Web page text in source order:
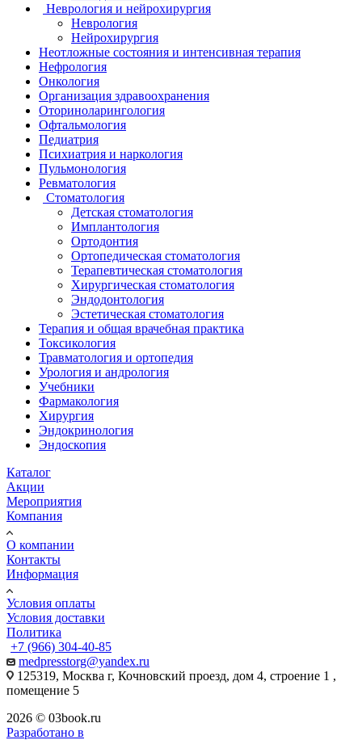
Неврология и нейрохирургия
Неврология
Нейрохирургия
Неотложные состояния и интенсивная терапия
Нефрология
Онкология
Организация здравоохранения
Оториноларингология
Офтальмология
Педиатрия
Психиатрия и наркология
Пульмонология
Ревматология
Стоматология
Детская стоматология
Имплантология
Ортодонтия
Ортопедическая стоматология
Терапевтическая стоматология
Хирургическая стоматология
Эндодонтология
Эстетическая стоматология
Терапия и общая врачебная практика
Токсикология
Травматология и ортопедия
Урология и андрология
Учебники
Фармакология
Хирургия
Эндокринология
Эндоскопия
Каталог
Акции
Мероприятия
Компания
О компании
Контакты
Информация
Условия оплаты
Условия доставки
Политика
+7 (966) 304-40-85
medpresstorg@yandex.ru
125319, Москва г, Кочновский проезд, дом 4, строение 1 ,
помещение 5
2026 © 03book.ru
Разработано в